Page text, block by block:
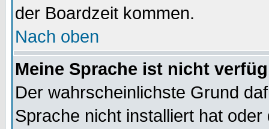
der Boardzeit kommen.
Nach oben
Meine Sprache ist nicht
Der wahrscheinlichste Grund
Sprache nicht installiert hat